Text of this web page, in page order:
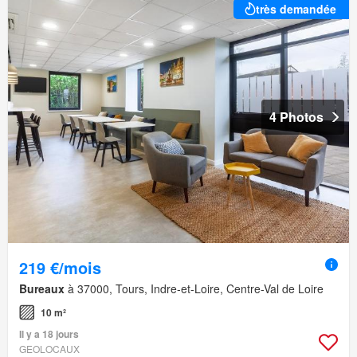
très demandée
4 Photos
219 €/mois
Bureaux à 37000, Tours, Indre-et-Loire, Centre-Val de Loire
10 m²
Il y a 18 jours
GEOLOCAUX